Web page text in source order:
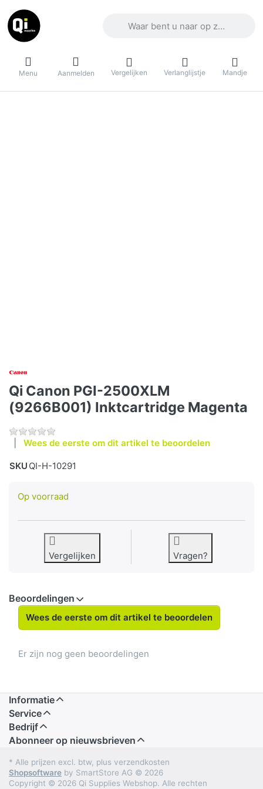
Menu Aanmelden Vergelijken Verlanglijstje Mandje
Qi Canon PGI-2500XLM
(9266B001) Inktcartridge Magenta
Wees de eerste om dit artikel te beoordelen
SKU QI-H-10291
Op voorraad
Vergelijken Vragen?
Beoordelingen
Wees de eerste om dit artikel te beoordelen
Er zijn nog geen beoordelingen
Informatie
Service
Bedrijf
Abonneer op nieuwsbrieven
* Alle prijzen excl. btw, plus verzendkosten
Shopsoftware by SmartStore AG © 2026
Copyright © 2026 Qi Supplies Webshop. Alle rechten